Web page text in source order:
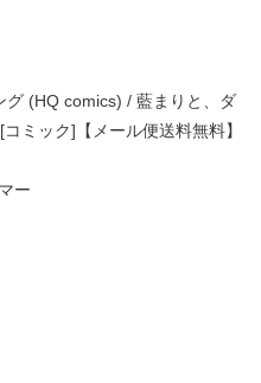
(HQ comics) / 藍まりと、ダ
ミック]【メール便送料無料】
ー